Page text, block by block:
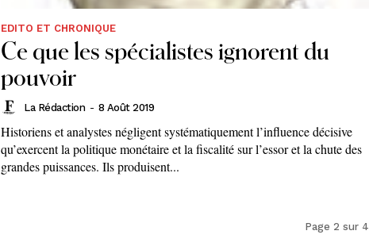
EDITO ET CHRONIQUE
Ce que les spécialistes ignorent du
pouvoir
La Rédaction - 8 Août 2019
Historiens et analystes négligent systématiquement l’inﬂuence décisive
qu’exercent la politique monétaire et la ﬁscalité sur l’essor et la chute des
grandes puissances. Ils produisent...
Page 2 sur 4